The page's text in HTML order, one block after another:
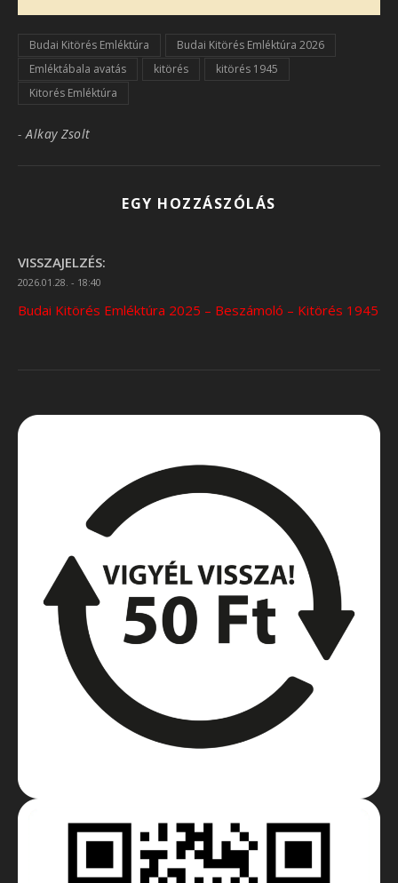
Budai Kitörés Emléktúra
Budai Kitörés Emléktúra 2026
Emléktábala avatás
kitörés
kitörés 1945
Kitorés Emléktúra
-Alkay Zsolt
EGY HOZZÁSZÓLÁS
VISSZAJELZÉS:
2026.01.28. - 18:40
Budai Kitörés Emléktúra 2025 – Beszámoló – Kitörés 1945